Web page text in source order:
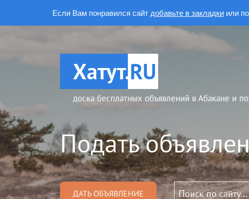
Если Вам понравился сайт добавьте в закладки или
Хатут.RU
доска бесплатных объявлений в Абакане и
Подать
ДАТЬ ОБЪЯВЛЕНИЕ